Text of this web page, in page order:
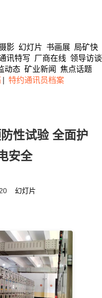
影 幻灯片 书画展 局矿快
讯特写 厂商在线 领导访谈
动态 矿业新闻
焦点话题
特约通讯员档案
性试验 全面护
安全
幻灯片